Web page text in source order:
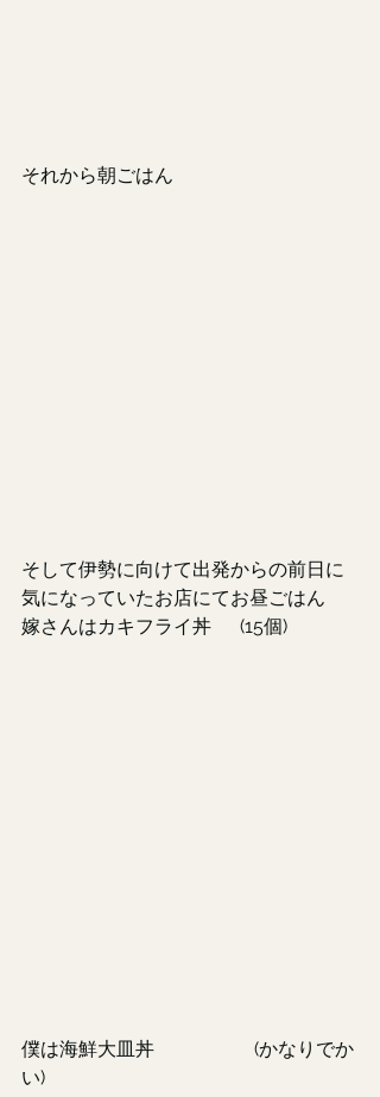
それから朝ごはん
そして伊勢に向けて出発からの前日に
気になっていたお店にてお昼ごはん
嫁さんはカキフライ丼      (15個)
僕は海鮮大皿丼                     (かなりでか
い)